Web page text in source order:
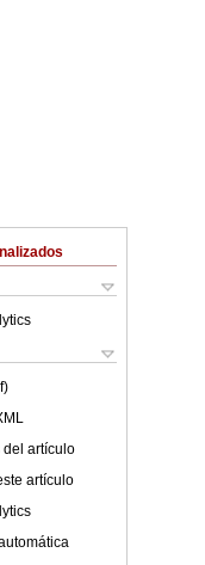
del artículo
artículo